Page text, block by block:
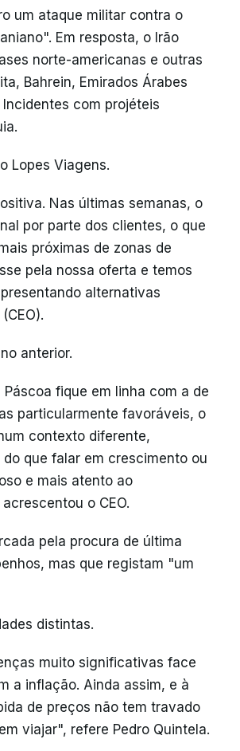
um ataque militar contra o
Em resposta, o Irão
norte-americanas e outras
Bahrein, Emirados Árabes
com projéteis
Lopes Viagens.
Nas últimas semanas, o
por parte dos clientes, o que
próximas de zonas de
pela nossa oferta e temos
alternativas
anterior.
fique em linha com a de
particularmente favoráveis, o
contexto diferente,
que falar em crescimento ou
e mais atento ao
o CEO.
pela procura de última
mas que registam "um
distintas.
muito significativas face
a inflação. Ainda assim, e à
de preços não tem travado
viajar", refere Pedro Quintela.